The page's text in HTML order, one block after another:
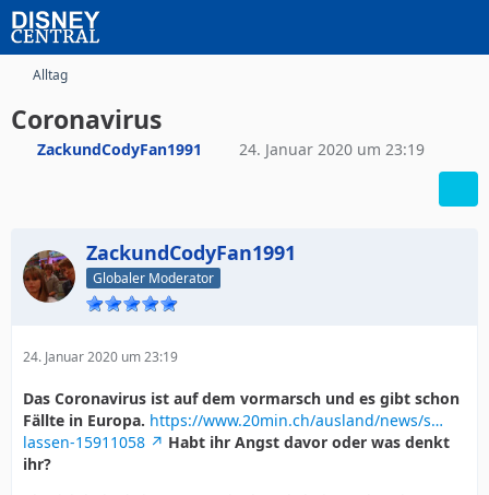
Alltag
Coronavirus
ZackundCodyFan1991 24. Januar 2020 um 23:19
ZackundCodyFan1991
Globaler Moderator
24. Januar 2020 um 23:19
Das Coronavirus ist auf dem vormarsch und es gibt schon
Fällte in Europa. https://www.20min.ch/ausland/news/s…
lassen-15911058
Habt ihr Angst davor oder was denkt
ihr?